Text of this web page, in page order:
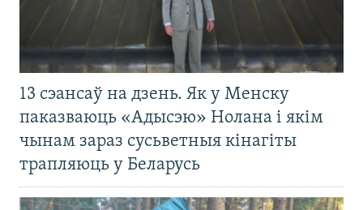
13 сэансаў на дзень. Як у Менску
паказваюць «Адысэю» Нолана і якім
чынам зараз сусьветныя кінагіты
трапляюць у Беларусь